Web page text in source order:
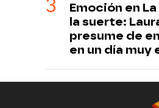
Emoción en
la suerte:
presume de
en un día muy